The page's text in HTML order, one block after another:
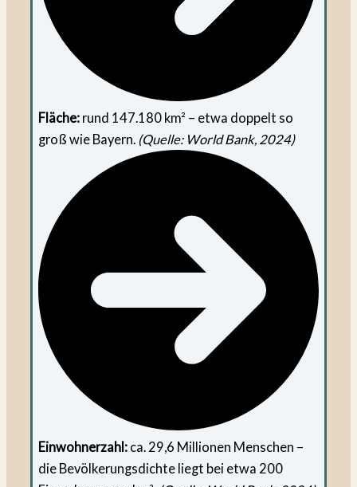
Fläche: rund 147.180 km² – etwa doppelt so
groß wie Bayern. (Quelle: World Bank, 2024)
Einwohnerzahl: ca. 29,6 Millionen Menschen –
die Bevölkerungsdichte liegt bei etwa 200